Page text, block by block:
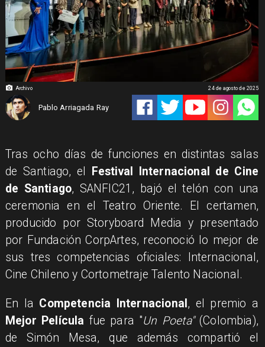
Archivo
Pablo Arriagada Ray
24 de agosto de 2025
​Tras ocho días de funciones en distintas salas
de Santiago, el
Festival Internacional de Cine
de Santiago, SANFIC21, bajó el telón con una
ceremonia en el Teatro Oriente. El certamen,
producido por Storyboard Media y presentado
por Fundación CorpArtes, reconoció lo mejor de
sus tres competencias oficiales: Internacional,
Cine Chileno y Cortometraje Talento Nacional.
En la Competencia Internacional , el premio a
Mejor Película fue para "Un Poeta"(Colombia),
de Simón Mesa, que además compartió el